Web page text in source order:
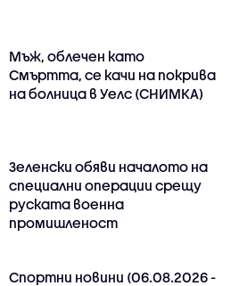
Мъж, облечен като
Смъртта, се качи на покрива
на болница в Уелс (СНИМКА)
Зеленски обяви началото на
специални операции срещу
руската военна
промишленост
Спортни новини (06.08.2026 -